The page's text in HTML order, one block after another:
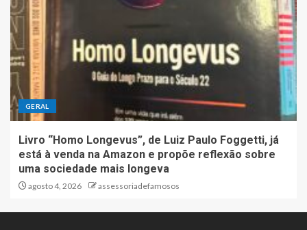
GERAL
Livro “Homo Longevus”, de Luiz Paulo Foggetti, já
está à venda na Amazon e propõe reflexão sobre
uma sociedade mais longeva
agosto 4, 2026 assessoriadefamosos